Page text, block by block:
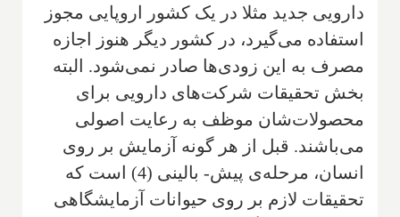
دارویی جدید مثلا در یک کشور اروپایی مجوز
استفاده می‌گیرد، در کشور دیگر هنوز اجازه
مصرف به این زودی‌ها صادر نمی‌شود. البته
بخش تحقیقات شرکت‌های دارویی برای
محصولات‌شان موظف به رعایت اصولی
می‌باشند. قبل از هر گونه آزمایش بر روی
انسان، مرحله‌ی پیش- بالینی (4) است که
تحقیقات لازم بر روی حیوانات آزمایشگاهی